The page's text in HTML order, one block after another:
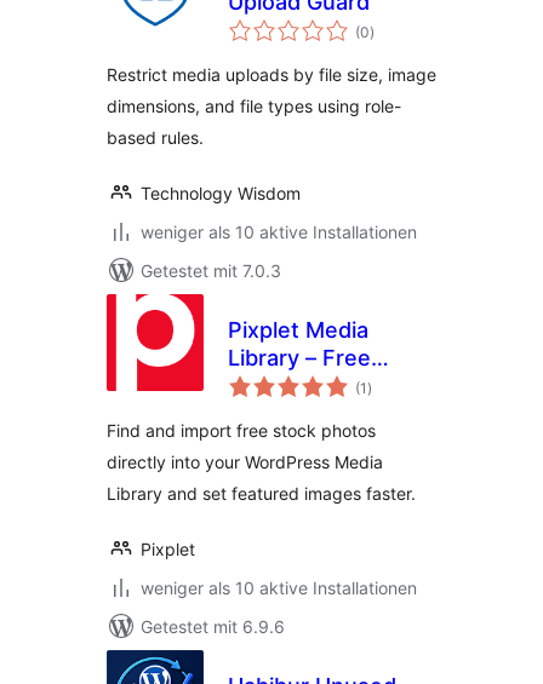
(0Bewertungen
insgesamt
)
Restrict media uploads by file size, image
dimensions, and file types using role-
based rules.
Technology Wisdom
weniger als 10 aktive Installationen
Getestet mit 7.0.3
Pixplet Media
Library – Free
Stock Photos for
(1 Bewertungen
insgesamt
)
Find and import free stock photos
directly into your WordPress Media
Library and set featured images faster.
Pixplet
weniger als 10 aktive Installationen
Getestet mit 6.9.6